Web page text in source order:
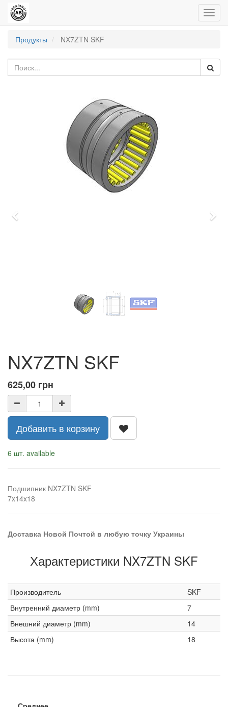
Продукты
NX7ZTN SKF
NX7ZTN SKF
625,00 грн
Добавить в корзину
6 шт. available
Подшипник NX7ZTN SKF
7x14x18
Доставка Новой Почтой в любую точку Украины
Характеристики NX7ZTN SKF
Производитель
SKF
Внутренний диаметр (mm)
7
Внешний диаметр (mm)
14
Высота (mm)
18